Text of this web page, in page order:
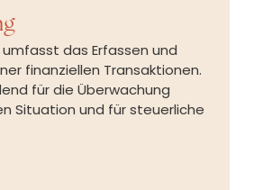
das Erfassen und
finanziellen Transaktionen.
für die Überwachung
Situation und für steuerliche